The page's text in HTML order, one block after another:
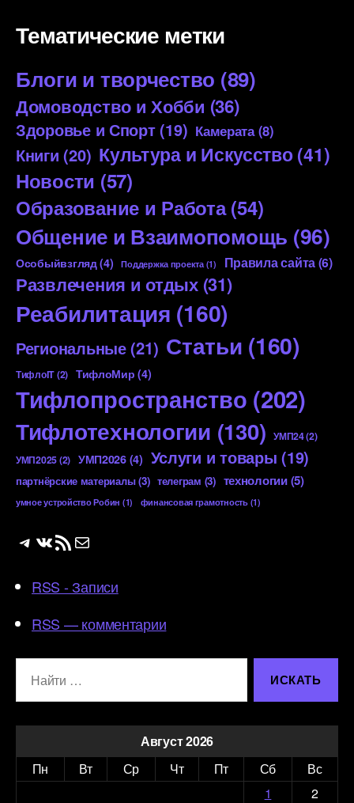
Тематические метки
Блоги и творчество (89)
Домоводство и Хобби (36)
Здоровье и Спорт(19) Камерата(8)
Книги (20) Культура и Искусство(41)
Новости (57)
Образование и Работа(54)
Общение и Взаимопомощь (96)
Особыйвзгляд(4) Поддержка проекта(1) Правила сайта(6)
Развлечения и отдых(31)
Реабилитация (160)
Региональные(21) Статьи (160)
ТифлоIT(2) ТифлоМир (4)
Тифлопространство (202)
Тифлотехнологии (130) УМП24(2)
УМП2025(2) УМП2026(4) Услуги и товары (19)
партнёрские материалы(3) телеграм (3) технологии(5)
умное устройство Робин (1) финансовая грамотность(1)
Telegram
ВКонтакте
RSS-лентаПочта
RSS - Записи
RSS — комментарии
Август 2026
Пн
Вт Ср Чт Пт Сб
Вс
1
2